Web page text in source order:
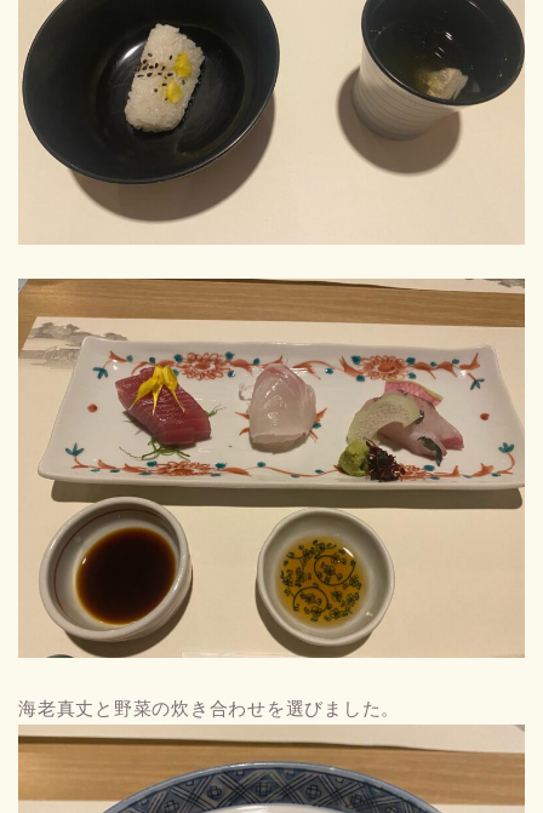
海老真丈と野菜の炊き合わせを選びました。